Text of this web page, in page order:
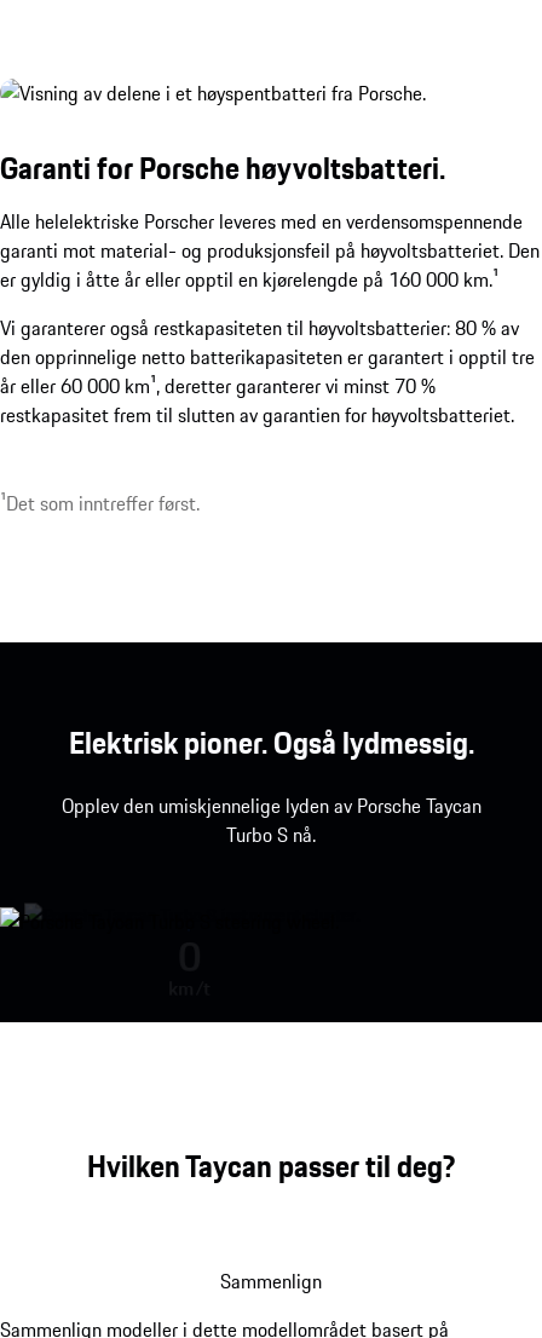
Garanti for Porsche høyvoltsbatteri.
Alle helelektriske Porscher leveres med en verdensomspennende
garanti mot material- og produksjonsfeil på høyvoltsbatteriet. Den
er gyldig i åtte år eller opptil en kjørelengde på 160 000 km.¹
Vi garanterer også restkapasiteten til høyvoltsbatterier: 80 % av
den opprinnelige netto batterikapasiteten er garantert i opptil tre
år eller 60 000 km¹, deretter garanterer vi minst 70 %
restkapasitet frem til slutten av garantien for høyvoltsbatteriet.
¹Det som inntreffer først.
Elektrisk pioner. Også lydmessig.
Opplev den umiskjennelige lyden av Porsche Taycan
Turbo S nå.
Hvilken Taycan passer til deg?
Sammenlign